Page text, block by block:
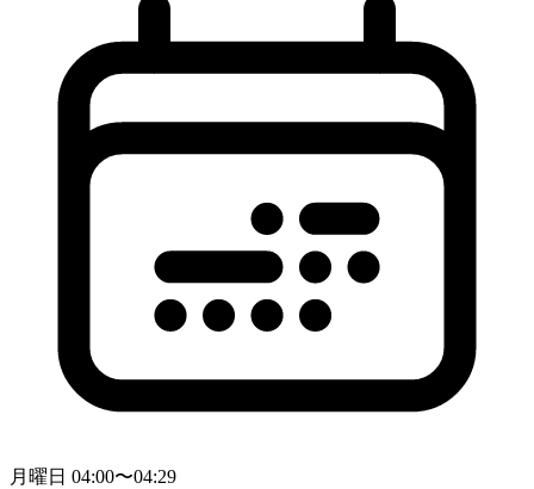
月曜日 04:00〜04:29